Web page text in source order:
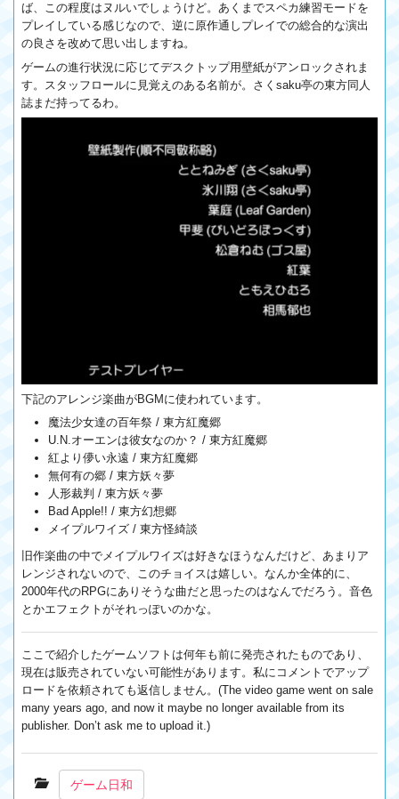
ば、この程度はヌルいでしょうけど。あくまでスペカ練習モードを
プレイしている感じなので、逆に原作通しプレイでの総合的な演出
の良さを改めて思い出しますね。
ゲームの進行状況に応じてデスクトップ用壁紙がアンロックされま
す。スタッフロールに見覚えのある名前が。さくsaku亭の東方同人
誌まだ持ってるわ。
下記のアレンジ楽曲がBGMに使われています。
魔法少女達の百年祭 / 東方紅魔郷
U.N.オーエンは彼女なのか？ / 東方紅魔郷
紅より儚い永遠 / 東方紅魔郷
無何有の郷 / 東方妖々夢
人形裁判 / 東方妖々夢
Bad Apple!! / 東方幻想郷
メイプルワイズ / 東方怪綺談
旧作楽曲の中でメイプルワイズは好きなほうなんだけど、あまりア
レンジされないので、このチョイスは嬉しい。なんか全体的に、
2000年代のRPGにありそうな曲だと思ったのはなんでだろう。音色
とかエフェクトがそれっぽいのかな。
ここで紹介したゲームソフトは何年も前に発売されたものであり、
現在は販売されていない可能性があります。私にコメントでアップ
ロードを依頼されても返信しません。(The video game went on sale
many years ago, and now it maybe no longer available from its
publisher. Don’t ask me to upload it.)
ゲーム日和